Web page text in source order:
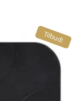
Tilbud!